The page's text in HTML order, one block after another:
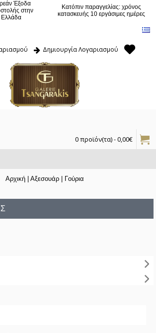
Έξοδα
στην
Ελλάδα
Κατόπιν παραγγελίας: χρόνος
κατασκευής 10 εργάσιμες ημέρες
Δημιουργία Λογαριασμού
0 προϊόν(τα) - 0,00€
Αρχική | Αξεσουάρ | Γούρια